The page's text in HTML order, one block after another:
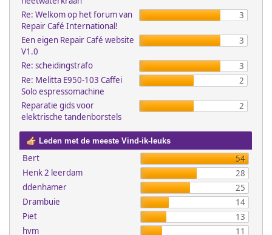
Re: Welkom op het forum van
Repair Café International!
3
Een eigen Repair Café website
V1.0
3
Re: scheidingstrafo
3
Re: Melitta E950-103 Caffei
Solo espressomachine
2
Reparatie gids voor
elektrische tandenborstels
2
Leden met de meeste Vind-ik-leuks
Bert
54
Henk 2 leerdam
28
ddenhamer
25
Drambuie
14
Piet
13
hvm
11